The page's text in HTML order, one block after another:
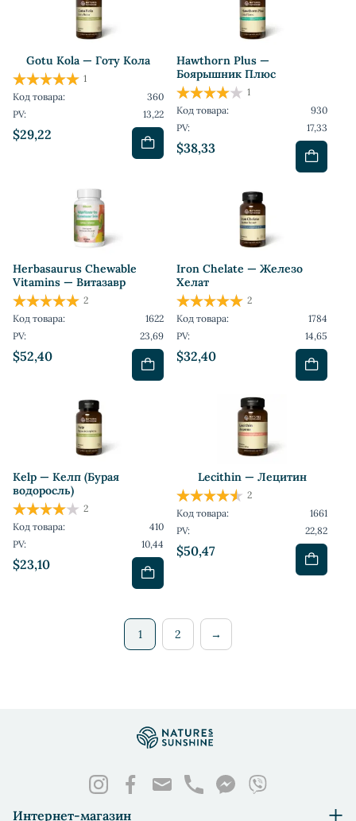
Gotu Kola — Готу Кола
$29,22
1
Код товара:
360
PV:
13,22
Hawthorn Plus —
Боярышник Плюс
$38,33
1
Код товара:
930
PV:
17,33
Herbasaurus Сhewable
Vitamins — Витазавр
$52,40
2
Код товара:
1622
PV:
23,69
Iron Chelate — Железо
Хелат
$32,40
2
Код товара:
1784
PV:
14,65
Kelp — Келп (Бурая
водоросль)
$23,10
2
Код товара:
410
PV:
10,44
Lecithin — Лецитин
$50,47
2
Код товара:
1661
PV:
22,82
1 2 →
Интернет-магазин